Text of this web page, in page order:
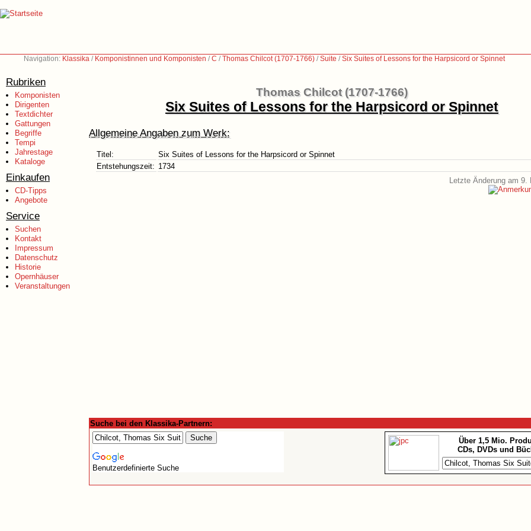
Navigation: Klassika / Komponistinnen und Komponisten /C /Thomas Chilcot (1707-1766) /Suite /Six Suites of Lessons for the Harpsicord or Spinnet
Rubriken
Komponisten
Dirigenten
Textdichter
Gattungen
Begriffe
Tempi
Jahrestage
Kataloge
Einkaufen
CD-Tipps
Angebote
Service
Suchen
Kontakt
Impressum
Datenschutz
Historie
Opernhäuser
Veranstaltungen
Thomas Chilcot (1707-1766)
Six Suites of Lessons for the Harpsicord or Spinnet
Allgemeine Angaben zum Werk:
Titel:
Six Suites of Lessons for the Harpsicord or Spinnet
Entstehungszeit: 1734
Letzte Änderung am 9.
Suche bei den Klassika-Partnern:
Benutzerdefinierte Suche
Über 1,5 Mio.
CDs, DVDs und